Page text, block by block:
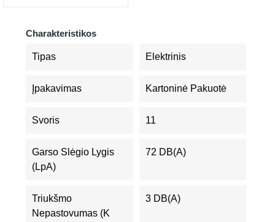
Charakteristikos
Tipas Elektrinis
Įpakavimas Kartoninė Pakuotė
Svoris 11
Garso Slėgio Lygis
(LpA)
72 DB(A)
Triukšmo
Nepastovumas (K
3 DB(A)